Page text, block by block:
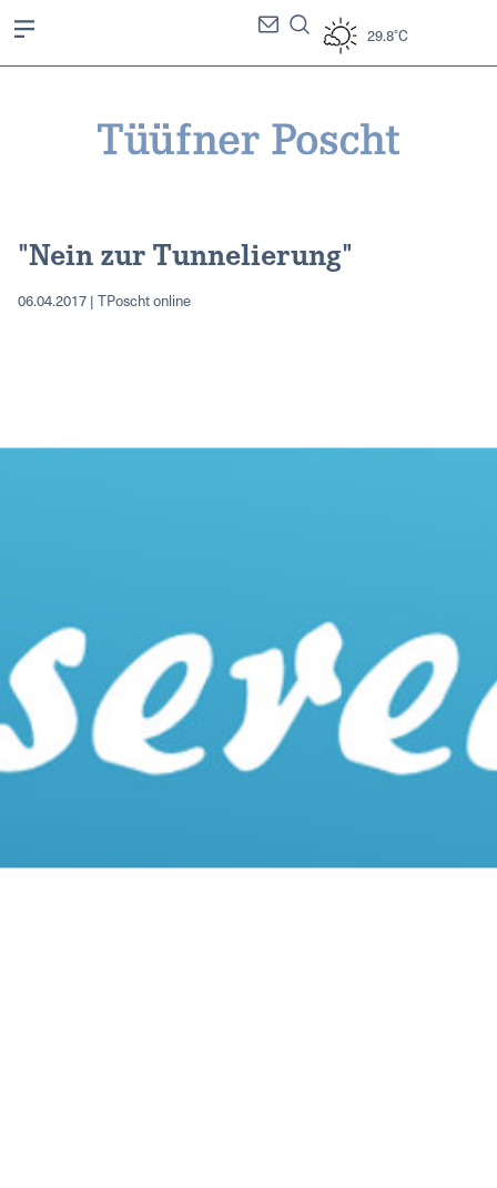
29.8°C
"Nein zur Tunnelierung"
06.04.2017 | TPoscht online